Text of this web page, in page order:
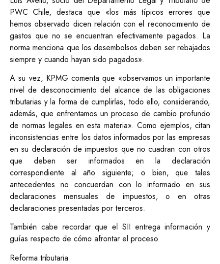
PWC Chile, destaca que «los más típicos errores que
hemos observado dicen relación con el reconocimiento de
gastos que no se encuentran efectivamente pagados. La
norma menciona que los desembolsos deben ser rebajados
siempre y cuando hayan sido pagados».
A su vez, KPMG comenta que «observamos un importante
nivel de desconocimiento del alcance de las obligaciones
tributarias y la forma de cumplirlas, todo ello, considerando,
además, que enfrentamos un proceso de cambio profundo
de normas legales en esta materia». Como ejemplos, citan
inconsistencias entre los datos informados por las empresas
en su declaración de impuestos que no cuadran con otros
que deben ser informados en la declaración
correspondiente al año siguiente; o bien, que tales
antecedentes no concuerdan con lo informado en sus
declaraciones mensuales de impuestos, o en otras
declaraciones presentadas por terceros.
También cabe recordar que el SII entrega información y
guías respecto de cómo afrontar el proceso.
Reforma tributaria